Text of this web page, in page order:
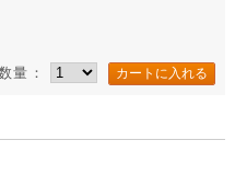
量：